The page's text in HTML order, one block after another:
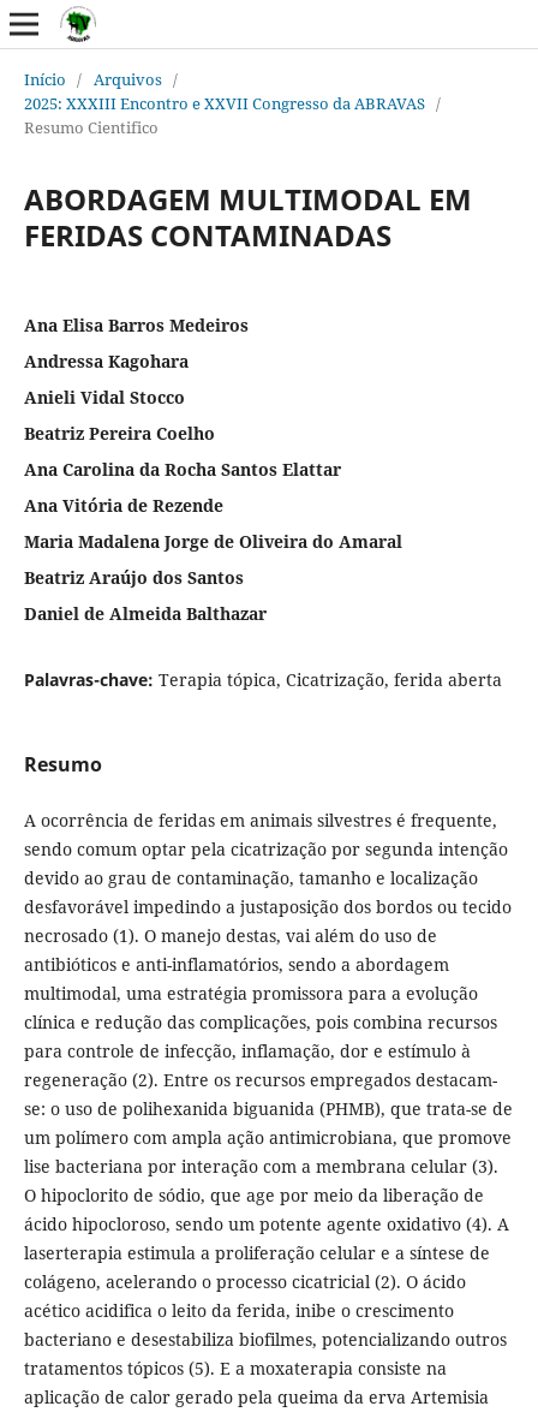
Início / Arquivos /
2025: XXXIII Encontro e XXVII Congresso da ABRAVAS /
Resumo Cientifico
ABORDAGEM MULTIMODAL EM
FERIDAS CONTAMINADAS
Ana Elisa Barros Medeiros
Andressa Kagohara
Anieli Vidal Stocco
Beatriz Pereira Coelho
Ana Carolina da Rocha Santos Elattar
Ana Vitória de Rezende
Maria Madalena Jorge de Oliveira do Amaral
Beatriz Araújo dos Santos
Daniel de Almeida Balthazar
Palavras-chave: Terapia tópica, Cicatrização, ferida aberta
Resumo
A ocorrência de feridas em animais silvestres é frequente,
sendo comum optar pela cicatrização por segunda intenção
devido ao grau de contaminação, tamanho e localização
desfavorável impedindo a justaposição dos bordos ou tecido
necrosado (1). O manejo destas, vai além do uso de
antibióticos e anti-inflamatórios, sendo a abordagem
multimodal, uma estratégia promissora para a evolução
clínica e redução das complicações, pois combina recursos
para controle de infecção, inflamação, dor e estímulo à
regeneração (2). Entre os recursos empregados destacam-
se: o uso de polihexanida biguanida (PHMB), que trata-se de
um polímero com ampla ação antimicrobiana, que promove
lise bacteriana por interação com a membrana celular (3).
O hipoclorito de sódio, que age por meio da liberação de
ácido hipocloroso, sendo um potente agente oxidativo (4). A
laserterapia estimula a proliferação celular e a síntese de
colágeno, acelerando o processo cicatricial (2). O ácido
acético acidifica o leito da ferida, inibe o crescimento
bacteriano e desestabiliza biofilmes, potencializando outros
tratamentos tópicos (5). E a moxaterapia consiste na
aplicação de calor gerado pela queima da erva Artemisia